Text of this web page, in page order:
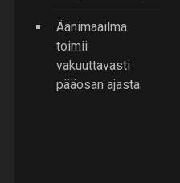
Äänimaailma
toimii
vakuuttavasti
pääosan ajasta